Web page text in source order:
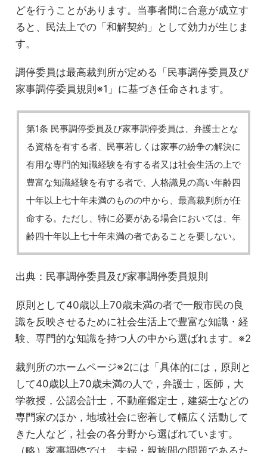
どを行うことがあります。当事者間に合意が成立す
ると、民法上での「和解契約」として効力が生じま
す。
調停委員は最高裁判所が定める「民事調停委員及び
家事調停委員規則※1」に基づき任命されます。
第1条 民事調停委員及び家事調停委員は、弁護士とな
る資格を有する者、民事若しくは家事の紛争の解決に
有用な専門的知識経験を有する者又は社会生活の上で
豊富な知識経験を有する者で、人格識見の高い年齢四
十年以上七十年未満のものの中から、最高裁判所が任
命する。ただし、特に必要がある場合においては、年
齢四十年以上七十年未満の者であることを要しない。
出典：民事調停委員及び家事調停委員規則
原則として40歳以上70歳未満の者で一般市民の良
識を反映させるために社会生活上で豊富な知識・経
験、専門的な知識を持つ人の中から選ばれます。※2
裁判所のホームページ※2には「具体的には，原則と
して40歳以上70歳未満の人で，弁護士，医師，大
学教授，公認会計士，不動産鑑定士，建築士などの
専門家のほか，地域社会に密着して幅広く活動して
きた人など，社会の各分野から選ばれています。
（略）家事調停では，夫婦・親族間の問題であるた